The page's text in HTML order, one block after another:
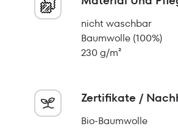
nicht waschbar
Baumwolle (100%)
230 g/m²
Zertifikate /
Bio-Baumwolle